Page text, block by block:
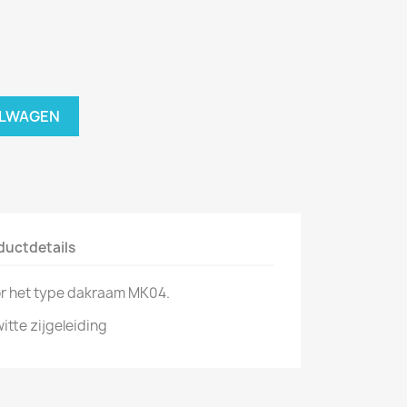
het type dakraam MK04.
zijgeleiding